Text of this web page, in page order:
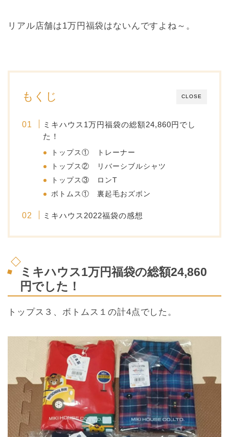
リアル店舗は1万円福袋はないんですよね～。
CLOSE
もくじ
ミキハウス1万円福袋の総額24,860円でし
た！
トップス① トレーナー
トップス② リバーシブルシャツ
トップス③ ロンT
ボトムス① 裏起毛おズボン
ミキハウス2022福袋の感想
ミキハウス1万円福袋の総額24,860
円でした！
トップス３、ボトムス１の計4点でした。